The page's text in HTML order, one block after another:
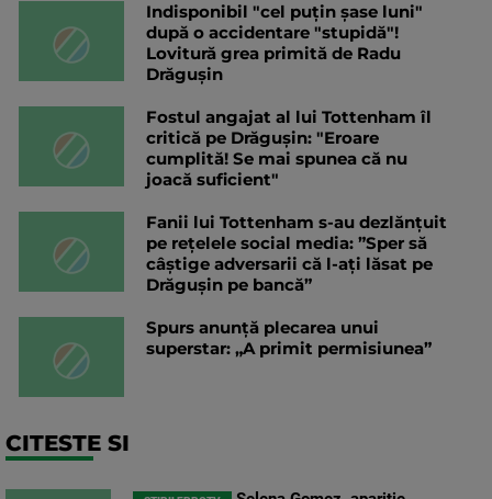
Indisponibil "cel puțin șase luni"
după o accidentare "stupidă"!
Lovitură grea primită de Radu
Drăgușin
Fostul angajat al lui Tottenham îl
critică pe Drăgușin: "Eroare
cumplită! Se mai spunea că nu
joacă suficient"
Fanii lui Tottenham s-au dezlănțuit
pe rețelele social media: ”Sper să
câștige adversarii că l-ați lăsat pe
Drăgușin pe bancă”
Spurs anunță plecarea unui
superstar: „A primit permisiunea”
CITESTE SI